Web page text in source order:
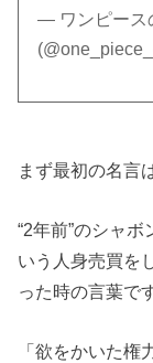
— ワンピース
まず最初の名言
“2年前”のシャ
いう人身売買を
った時の言葉で
「欲をかいた